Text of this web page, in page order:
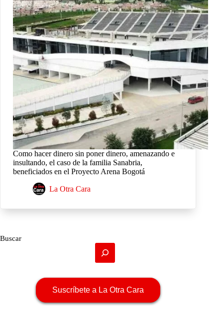
Como hacer dinero sin poner dinero, amenazando e
insultando, el caso de la familia Sanabria,
beneficiados en el Proyecto Arena Bogotá
La Otra Cara
Buscar
Suscríbete a La Otra Cara